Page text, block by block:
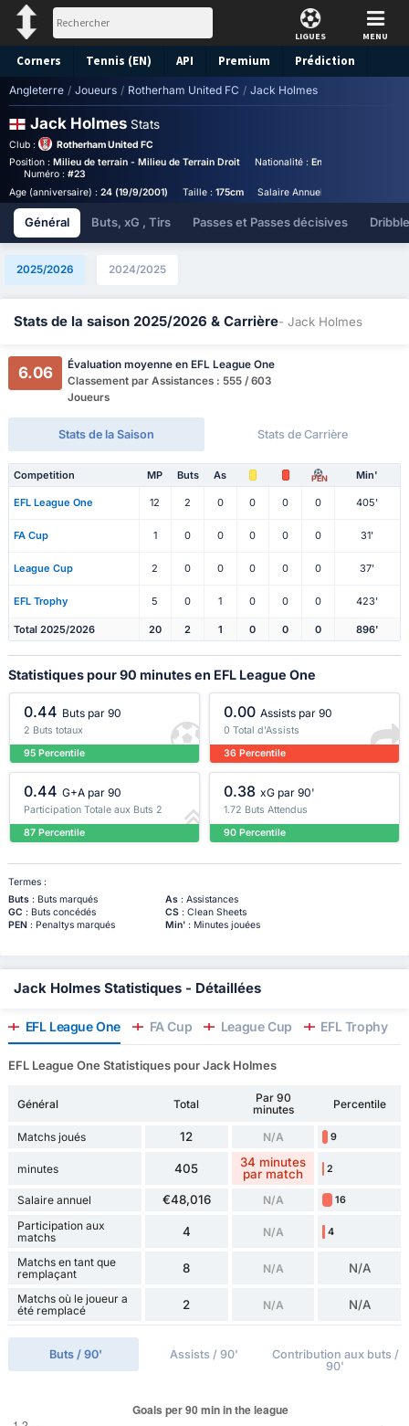
LIGUES MENU
Corners Tennis (EN) API Premium Prédiction
Angleterre / Joueurs / Rotherham United FC / Jack Holmes
Jack Holmes Stats
Club :
Rotherham United FC
Position : Milieu de terrain - Milieu de Terrain Droit Nationalité : England
Numéro : #23
Age (anniversaire) : 24 (19/9/2001) Taille : 175cm Salaire Annuel :
Général Buts, xG , Tirs Passes et Passes décisives
2025/2026 2024/2025
Stats de la saison 2025/2026 & Carrière- Jack Holmes
6.06
Évaluation moyenne en EFL League One
Classement par Assistances : 555 / 603
Joueurs
Stats de la Saison Stats de Carrière
Competition MP Buts As PEN Min'
EFL League One 12 2 0 0 0 0 405'
FA Cup 1 0 0 0 0 0 31'
League Cup 2 0 0 0 0 0 37'
EFL Trophy 5 0 1 0 0 0 423'
Total 2025/2026 20 2 1 0 0 0 896'
Statistiques pour 90 minutes en EFL League One
0.44 Buts par 90
2 Buts totaux
95 Percentile
0.00 Assists par 90
0 Total d'Assists
36 Percentile
0.44 G+A par 90
Participation Totale aux Buts 2
87 Percentile
0.38 xG par 90'
1.72 Buts Attendus
90 Percentile
Termes :
Buts: Buts marqués As: Assistances
GC : Buts concédés CS: Clean Sheets
PEN : Penaltys marqués Min': Minutes jouées
Jack Holmes Statistiques - Détaillées
EFL League One FA Cup League Cup EFL Trophy
EFL League One Statistiques pour Jack Holmes
Général Total
Par 90
minutes
Percentile
Matchs joués 12 N/A 9
minutes 405
34 minutes
par match
2
Salaire annuel €48,016 N/A 16
Participation aux
matchs
4 N/A 4
Matchs en tant que
remplaçant
8 N/A N/A
Matchs où le joueur a
été remplacé
2 N/A N/A
Buts / 90' Assists / 90'
Contribution aux buts /
90'